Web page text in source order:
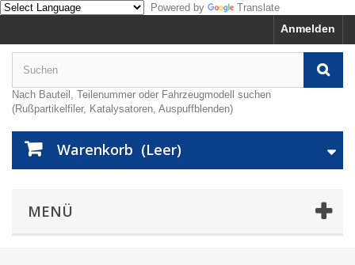
Powered by Translate
Anmelden
Nach Bauteil, Teilenummer oder Fahrzeugmodell suchen
(Rußpartikelfiler, Katalysatoren, Auspuffblenden)
Warenkorb (Leer)
MENÜ